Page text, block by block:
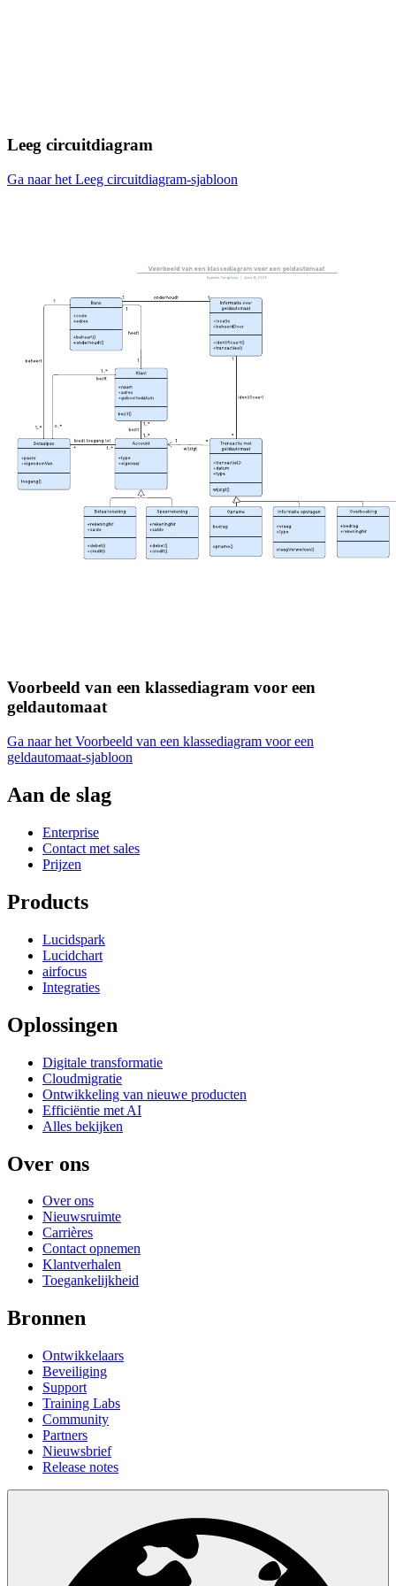
Leeg circuitdiagram
Ga naar het Leeg circuitdiagram-sjabloon
Voorbeeld van een klassediagram voor een
geldautomaat
Ga naar het Voorbeeld van een klassediagram voor een
geldautomaat-sjabloon
Aan de slag
Enterprise
Contact met sales
Prijzen
Products
Lucidspark
Lucidchart
airfocus
Integraties
Oplossingen
Digitale transformatie
Cloudmigratie
Ontwikkeling van nieuwe producten
Efficiëntie met AI
Alles bekijken
Over ons
Over ons
Nieuwsruimte
Carrières
Contact opnemen
Klantverhalen
Toegankelijkheid
Bronnen
Ontwikkelaars
Beveiliging
Support
Training Labs
Community
Partners
Nieuwsbrief
Release notes